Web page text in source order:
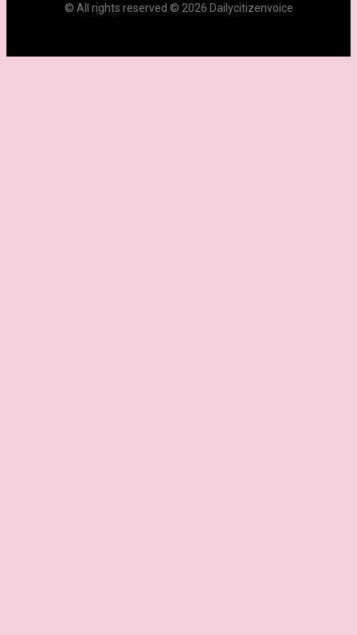
© All rights reserved © 2026 Dailycitizenvoice